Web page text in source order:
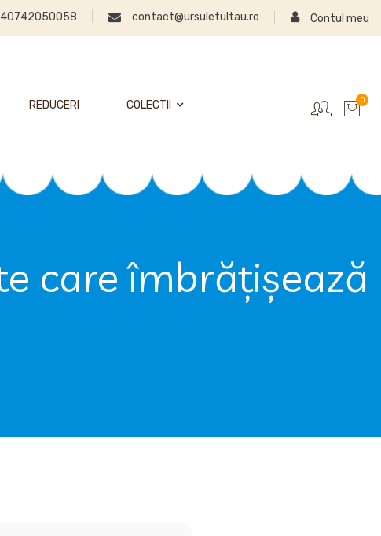
contact@ursuletultau.ro Contul meu
REDUCERI COLECTII 0
care îmbrățișează